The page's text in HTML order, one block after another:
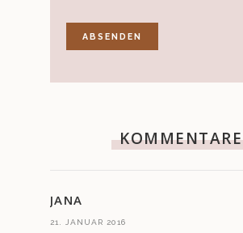
KOMMENTARE
JANA
21. JANUAR 2016